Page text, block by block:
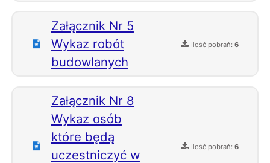
Załącznik Nr 5
Wykaz robót
budowlanych
Ilość pobrań: 6
Załącznik Nr 8
Wykaz osób
które będą
uczestniczyć w
Ilość pobrań: 6